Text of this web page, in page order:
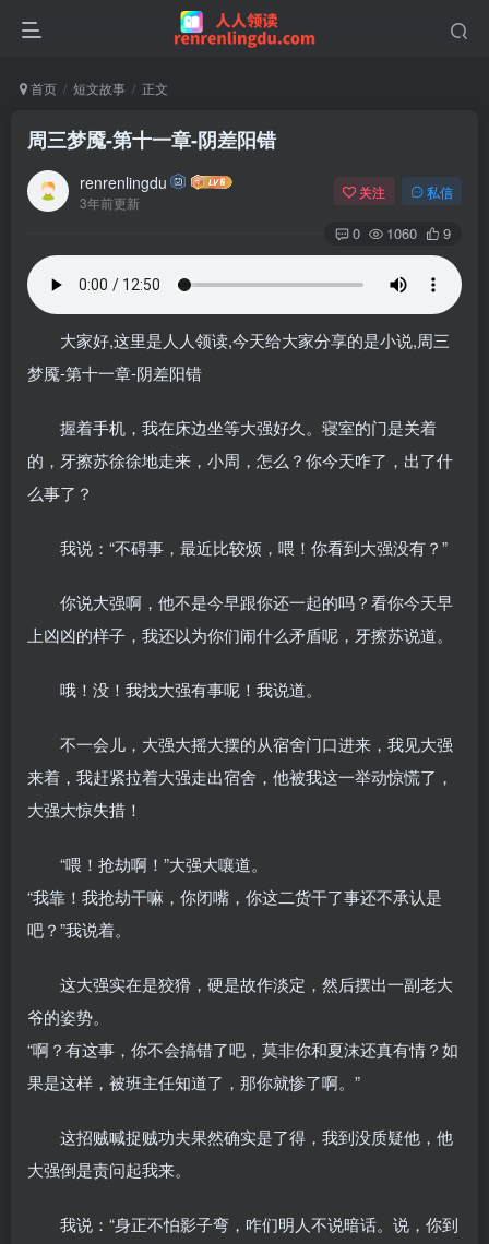
首页 短文故事 正文
周三梦魇-第十一章-阴差阳错
renrenlingdu
3年前更新
关注 私信
0 1060 9
大家好,这里是人人领读,今天给大家分享的是小说,周三
梦魇-第十一章-阴差阳错
握着手机，我在床边坐等大强好久。寝室的门是关着
的，牙擦苏徐徐地走来，小周，怎么？你今天咋了，出了什
么事了？
我说：“不碍事，最近比较烦，喂！你看到大强没有？”
你说大强啊，他不是今早跟你还一起的吗？看你今天早
上凶凶的样子，我还以为你们闹什么矛盾呢，牙擦苏说道。
哦！没！我找大强有事呢！我说道。
不一会儿，大强大摇大摆的从宿舍门口进来，我见大强
来着，我赶紧拉着大强走出宿舍，他被我这一举动惊慌了，
大强大惊失措！
“喂！抢劫啊！”大强大嚷道。
“我靠！我抢劫干嘛，你闭嘴，你这二货干了事还不承认是
吧？”我说着。
这大强实在是狡猾，硬是故作淡定，然后摆出一副老大
爷的姿势。
“啊？有这事，你不会搞错了吧，莫非你和夏沫还真有情？如
果是这样，被班主任知道了，那你就惨了啊。”
这招贼喊捉贼功夫果然确实是了得，我到没质疑他，他
大强倒是责问起我来。
我说：“身正不怕影子弯，咋们明人不说暗话。说，你到